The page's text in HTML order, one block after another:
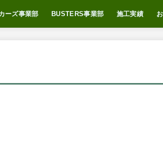
ーズ事業部 BUSTERS事業部 施工実績